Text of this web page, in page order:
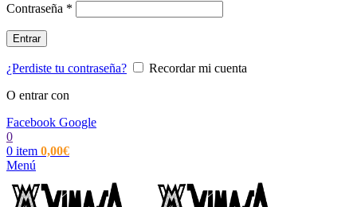
Contraseña *
Entrar
¿Perdiste tu contraseña?
Recordar mi cuenta
O entrar con
Facebook Google
0
0 item 0,00€
Menú